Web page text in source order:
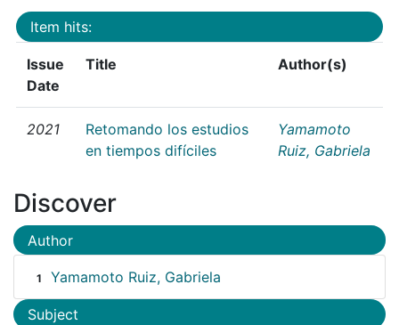
Item hits:
Issue
Date
Title Author(s)
2021
Retomando los estudios
en tiempos difíciles
Yamamoto
Ruiz, Gabriela
Discover
Author
1 Yamamoto Ruiz, Gabriela
Subject